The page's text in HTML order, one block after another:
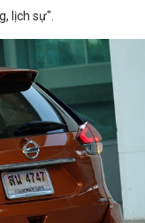
lịch sự".